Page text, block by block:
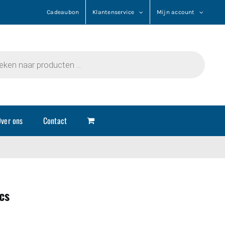
Cadeaubon Klantenservice Mijn account
ons Contact